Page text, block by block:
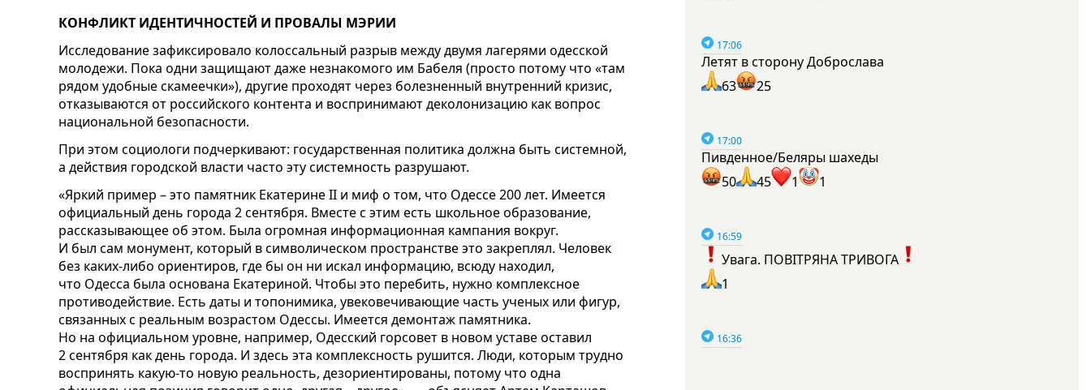
КОНФЛИКТ ИДЕНТИЧНОСТЕЙ И ПРОВАЛЫ МЭРИИ
Исследование зафиксировало колоссальный разрыв между двумя лагерями одесской
молодежи. Пока одни защищают даже незнакомого им Бабеля (просто потому что «там
рядом удобные скамеечки»), другие проходят через болезненный внутренний кризис,
отказываются от российского контента и воспринимают деколонизацию как вопрос
национальной безопасности.
При этом социологи подчеркивают: государственная политика должна быть системной,
а действия городской власти часто эту системность разрушают.
«Яркий пример – это памятник Екатерине II и миф о том, что Одессе 200 лет. Имеется
официальный день города 2 сентября. Вместе с этим есть школьное образование,
рассказывающее об этом. Была огромная информационная кампания вокруг.
И был сам монумент, который в символическом пространстве это закреплял. Человек
без каких-либо ориентиров, где бы он ни искал информацию, всюду находил,
что Одесса была основана Екатериной. Чтобы это перебить, нужно комплексное
противодействие. Есть даты и топонимика, увековечивающие часть ученых или фигур,
связанных с реальным возрастом Одессы. Имеется демонтаж памятника.
Но на официальном уровне, например, Одесский горсовет в новом уставе оставил
2 сентября как день города. И здесь эта комплексность рушится. Люди, которым трудно
воспринять какую-то новую реальность, дезориентированы, потому что одна
17:06
Летят в сторону Доброслава
63
25
17:00
Пивденное/Беляры шахеды
50
45 1 1
16:59
Увага. ПОВІТРЯНА ТРИВОГА
1
16:36